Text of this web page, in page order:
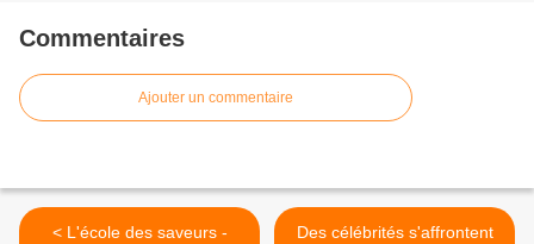
Commentaires
Ajouter un commentaire
< L'école des saveurs -
Des célébrités s'affrontent